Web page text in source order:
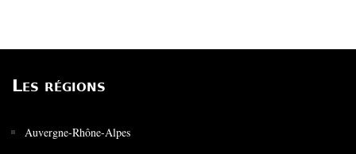
Les régions
Auvergne-Rhône-Alpes